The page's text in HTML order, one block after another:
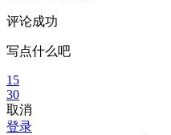
评论成功
写点什么吧
15
30
取消
登录